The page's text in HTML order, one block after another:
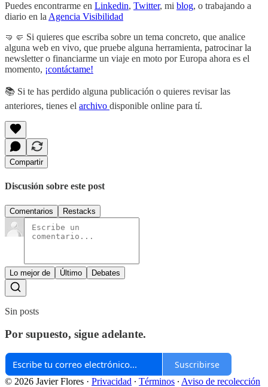
Puedes encontrarme en Linkedin, Twitter, mi blog, o trabajando a
diario en la Agencia Visibilidad
🤜🤛 Si quieres que escriba sobre un tema concreto, que analice
alguna web en vivo, que pruebe alguna herramienta, patrocinar la
newsletter o financiarme un viaje en moto por Europa ahora es el
momento, ¡contáctame!
📚 Si te has perdido alguna publicación o quieres revisar las
anteriores, tienes el archivo disponible online para tí.
Compartir
Discusión sobre este post
Comentarios Restacks
Lo mejor de Último Debates
Sin posts
Por supuesto, sigue adelante.
Suscribirse
© 2026 Javier Flores · Privacidad ∙ Términos ∙ Aviso de recolección